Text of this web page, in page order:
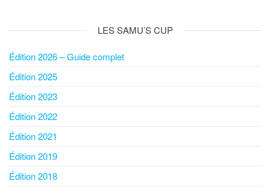
LES SAMU’S CUP
Édition 2026 – Guide complet
Édition 2025
Édition 2023
Édition 2022
Édition 2021
Édition 2019
Édition 2018